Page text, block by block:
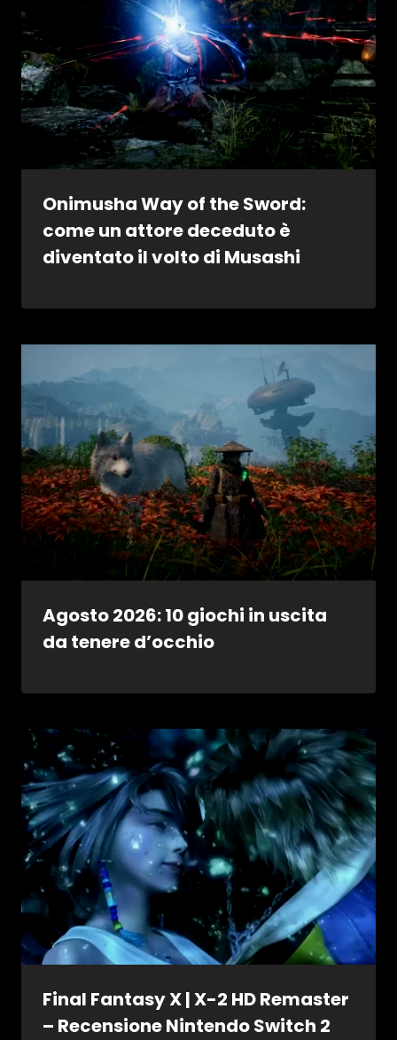
Onimusha Way of the Sword:
come un attore deceduto è
diventato il volto di Musashi
Agosto 2026: 10 giochi in uscita
da tenere d’occhio
Final Fantasy X | X-2 HD Remaster
– Recensione Nintendo Switch 2